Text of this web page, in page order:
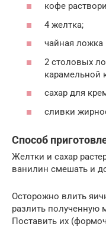
кофе
4 желтка;
чайная ложка
2 столовых
карамельной
сахар для
сливки
Способ
Желтки и сахар
ванилин смешать и
Осторожно влить
разлить
Поставить их